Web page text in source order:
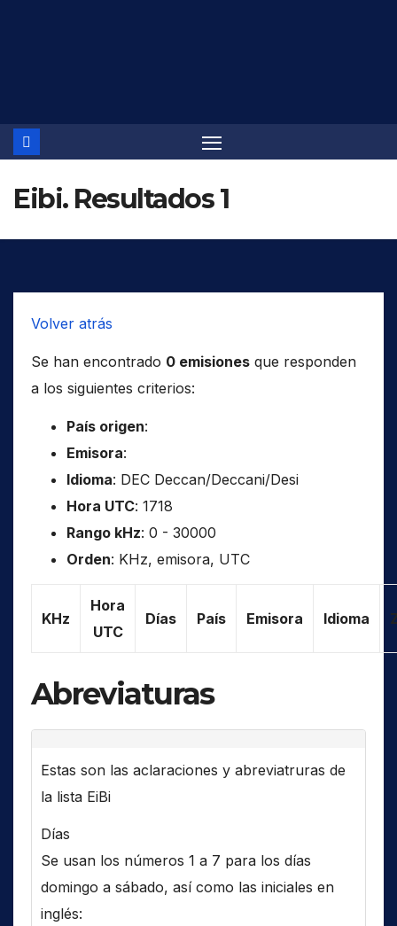
Eibi. Resultados 1
Volver atrás
Se han encontrado 0 emisiones que responden
a los siguientes criterios:
País origen:
Emisora:
Idioma: DEC Deccan/Deccani/Desi
Hora UTC: 1718
Rango kHz: 0 - 30000
Orden: KHz, emisora, UTC
KHz
Hora
UTC
Días País Emisora Idioma
Abreviaturas
Estas son las aclaraciones y abreviatruras de
la lista EiBi
Días
Se usan los números 1 a 7 para los días
domingo a sábado, así como las iniciales en
inglés: